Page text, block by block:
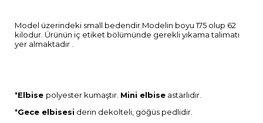
Model üzerindeki small bedendir.Modelin boyu 175 olup 62
kilodur. Ürünün iç etiket bölümünde gerekli yıkama talimatı
yer almaktadır .
*Elbise polyester kumaştır. Mini elbise astarlıdır.
*Gece elbisesi derin dekolteli, göğüs pedlidir.